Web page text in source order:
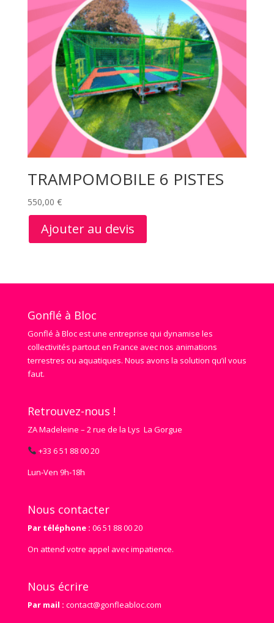
TRAMPOMOBILE 6 PISTES
550,00 €
Ajouter au devis
Gonflé à Bloc
Gonflé à Bloc est une entreprise qui dynamise les
collectivités partout en France avec nos animations
terrestres ou aquatiques. Nous avons la solution qu’il vous
faut.
Retrouvez-nous !
ZA Madeleine – 2 rue de la Lys La Gorgue
+33 6 51 88 00 20
Lun‑Ven 9h‑18h
Nous contacter
Par téléphone : 06 51 88 00 20
On attend votre appel avec impatience.
Nous écrire
Par mail : contact@gonfleabloc.com